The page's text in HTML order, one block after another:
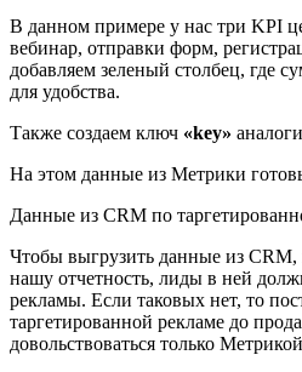
В данном примере у нас три KPI
вебинар, отправки форм,
добавляем зеленый столбец, где
для удобства.
Также создаем ключ «key»
На этом данные из Метрики
Данные из CRM по
Чтобы выгрузить данные из
нашу отчетность, лиды в ней
рекламы. Если таковых нет, то
таргетированной рекламе до
довольствоваться только